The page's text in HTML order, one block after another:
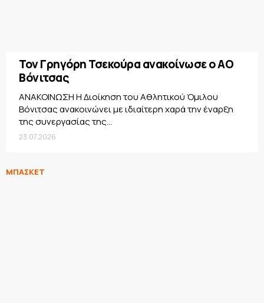
Τον Γρηγόρη Τσεκούρα ανακοίνωσε ο ΑΟ
Βόνιτσας
ΑΝΑΚΟΙΝΩΣΗ Η Διοίκηση του Αθλητικού Όμιλου
Βόνιτσας ανακοινώνει με ιδιαίτερη χαρά την έναρξη
της συνεργασίας της...
23.07.2026
ΜΠΑΣΚΕΤ